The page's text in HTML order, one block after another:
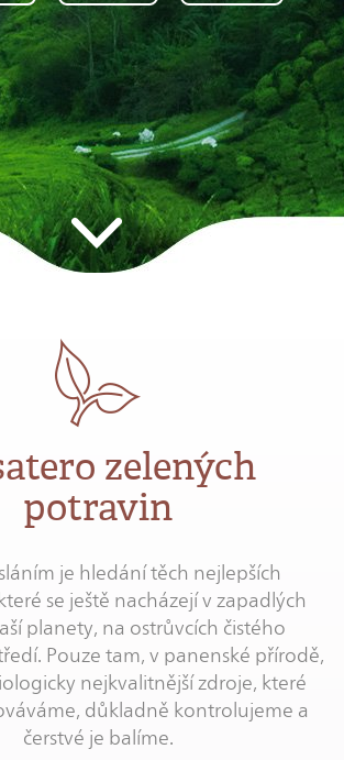
zelených
potravin
je hledání těch nejlepších
se ještě nacházejí v zapadlých
planety, na ostrůvcích čistého
Pouze tam, v panenské přírodě,
nejkvalitnější zdroje, které
důkladně kontrolujeme a
čerstvé je balíme.